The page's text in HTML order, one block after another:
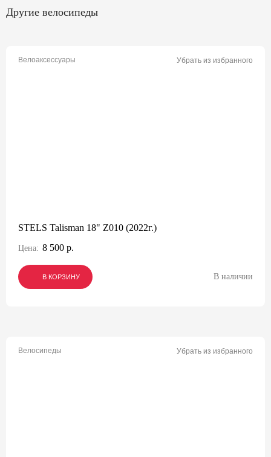
Другие велосипеды
Велоаксессуары Убрать из избранного
STELS Talisman 18" Z010 (2022г.)
Цена: 8 500 р.
В КОРЗИНУ
В КОРЗИНУ
В КОРЗИНУ В наличии
Велосипеды Убрать из избранного